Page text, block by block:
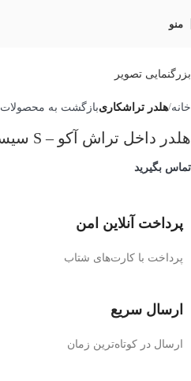
منو
بزرگنمایی تصویر
خانه هلدر تراشکاریبازگشت به محصولات
هلدر داخل تراش آکو – S سیستم – AKKO SVJCR/L
تماس بگیرید
پرداخت آنلاین امن
پرداخت با کارت‌های شتاب
ارسال سریع
ارسال در کوتاه‌ترین زمان